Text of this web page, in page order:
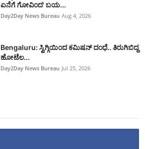
ಏನೆಗೆ ಗೋವಿಂದ' ಬಯ...
Day2Day News Bureau Aug 4, 2026
Bengaluru: ಸ್ವಿಗ್ಗಿಯಿಂದ ಕಮಿಷನ್ ದಂಧೆ.. ತಿರುಗಿಬಿದ್ದ
ಹೋಟೆಲ...
Day2Day News Bureau Jul 25, 2026